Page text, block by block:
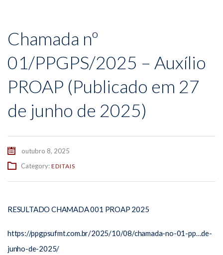
Chamada nº
01/PPGPS/2025 – Auxílio
PROAP (Publicado em 27
de junho de 2025)
outubro 8, 2025
Category: EDITAIS
RESULTADO CHAMADA 001 PROAP 2025
https://ppgpsufmt.com.br/2025/10/08/chamada-no-01-pp…de-
junho-de-2025/ ‎